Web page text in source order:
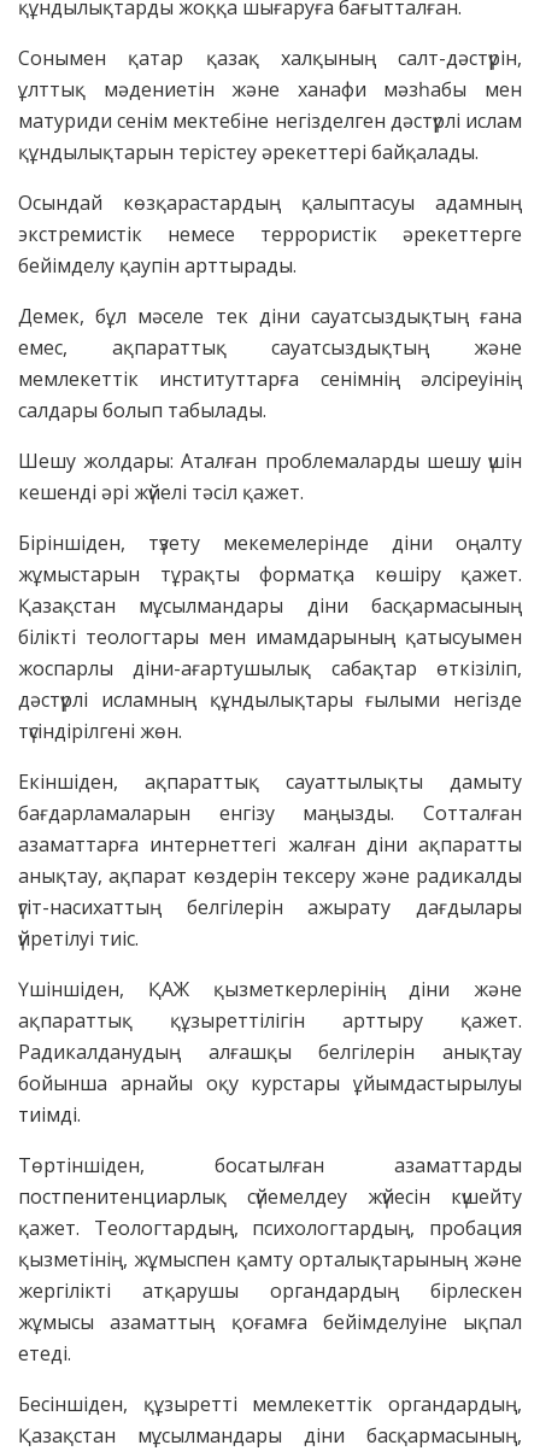
құндылықтарды жоққа шығаруға бағытталған.
Сонымен қатар қазақ халқының салт-дәстүрін,
ұлттық мәдениетін және ханафи мәзһабы мен
матуриди сенім мектебіне негізделген дәстүрлі ислам
құндылықтарын терістеу әрекеттері байқалады.
Осындай көзқарастардың қалыптасуы адамның
экстремистік немесе террористік әрекеттерге
бейімделу қаупін арттырады.
Демек, бұл мәселе тек діни сауатсыздықтың ғана
емес, ақпараттық сауатсыздықтың және
мемлекеттік институттарға сенімнің әлсіреуінің
салдары болып табылады.
Шешу жолдары: Аталған проблемаларды шешу үшін
кешенді әрі жүйелі тәсіл қажет.
Біріншіден, түзету мекемелерінде діни оңалту
жұмыстарын тұрақты форматқа көшіру қажет.
Қазақстан мұсылмандары діни басқармасының
білікті теологтары мен имамдарының қатысуымен
жоспарлы діни-ағартушылық сабақтар өткізіліп,
дәстүрлі исламның құндылықтары ғылыми негізде
түсіндірілгені жөн.
Екіншіден, ақпараттық сауаттылықты дамыту
бағдарламаларын енгізу маңызды. Сотталған
азаматтарға интернеттегі жалған діни ақпаратты
анықтау, ақпарат көздерін тексеру және радикалды
үгіт-насихаттың белгілерін ажырату дағдылары
үйретілуі тиіс.
Үшіншіден, ҚАЖ қызметкерлерінің діни және
ақпараттық құзыреттілігін арттыру қажет.
Радикалданудың алғашқы белгілерін анықтау
бойынша арнайы оқу курстары ұйымдастырылуы
тиімді.
Төртіншіден, босатылған азаматтарды
постпенитенциарлық сүйемелдеу жүйесін күшейту
қажет. Теологтардың, психологтардың, пробация
қызметінің, жұмыспен қамту орталықтарының және
жергілікті атқарушы органдардың бірлескен
жұмысы азаматтың қоғамға бейімделуіне ықпал
етеді.
Бесіншіден, құзыретті мемлекеттік органдардың,
Қазақстан мұсылмандары діни басқармасының,